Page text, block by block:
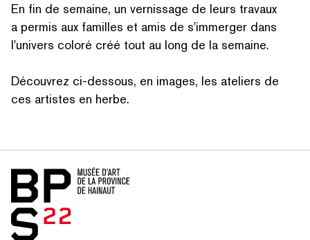
RECHERCHER PAR MOTS-CLÉS
En fin de semaine, un vernissage de leurs travaux
a permis aux familles et amis de s'immerger dans
l'univers coloré créé tout au long de la semaine.
Découvrez ci-dessous, en images, les ateliers de
ces artistes en herbe.
Accueil